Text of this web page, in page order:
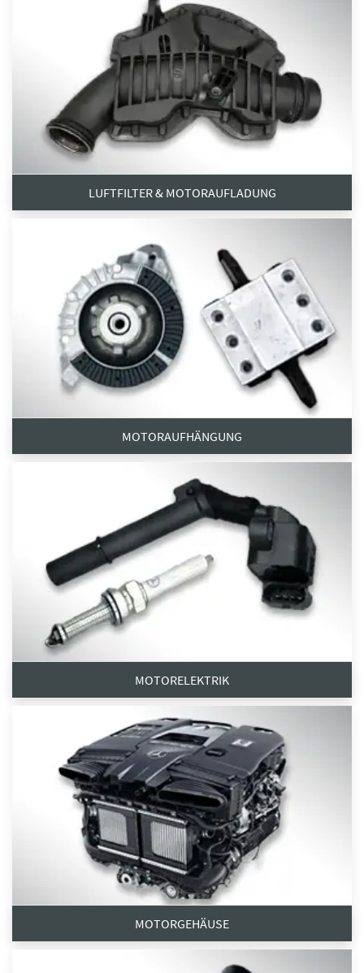
LUFTFILTER & MOTORAUFLADUNG
MOTORAUFHÄNGUNG
MOTORELEKTRIK
MOTORGEHÄUSE